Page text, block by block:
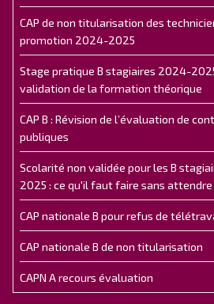
CAP de non titularisation des
promotion 2024-2025
Stage pratique B stagiaires 2024-
validation de la formation théorique
CAP B : Révision de l’évaluation de
publiques
Scolarité non validée pour les B
2025 : ce qu'il faut faire sans attendre
CAP nationale B pour refus de
CAP nationale B de non titularisation
CAPN A recours évaluation